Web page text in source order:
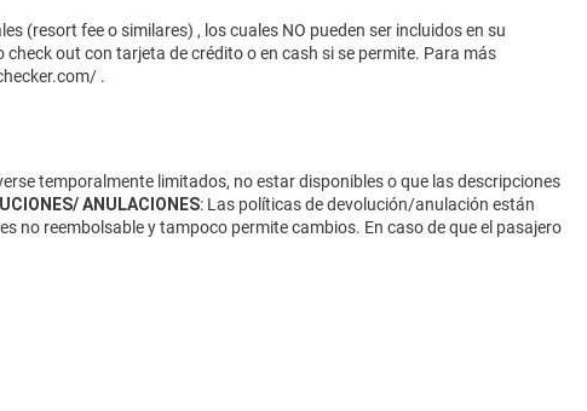
(resort fee o similares) , los cuales NO pueden ser incluidos en su
out con tarjeta de crédito o en cash si se permite. Para más
.
temporalmente limitados, no estar disponibles o que las descripciones
ANULACIONES: Las políticas de devolución/anulación están
no reembolsable y tampoco permite cambios. En caso de que el pasajero